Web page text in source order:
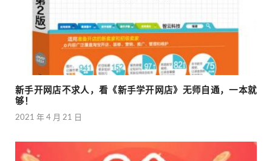
新手开网店不求人，看《新手学开网店》无师自通，一本就
够！
2021 年 4 月 21 日